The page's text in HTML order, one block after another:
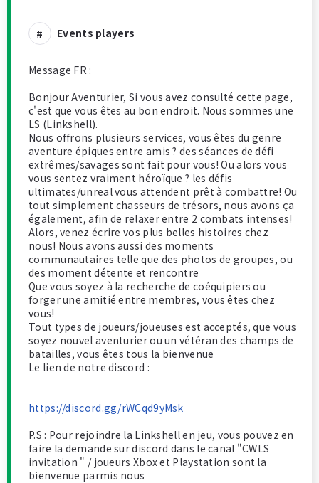
Events players
Message FR :
Bonjour Aventurier, Si vous avez consulté cette page,
c'est que vous êtes au bon endroit. Nous sommes une
LS (Linkshell).
Nous offrons plusieurs services, vous êtes du genre
aventure épiques entre amis ? des séances de défi
extrêmes/savages sont fait pour vous! Ou alors vous
vous sentez vraiment héroïque ? les défis
ultimates/unreal vous attendent prêt à combattre! Ou
tout simplement chasseurs de trésors, nous avons ça
également, afin de relaxer entre 2 combats intenses!
Alors, venez écrire vos plus belles histoires chez
nous! Nous avons aussi des moments
communautaires telle que des photos de groupes, ou
des moment détente et rencontre
Que vous soyez à la recherche de coéquipiers ou
forger une amitié entre membres, vous êtes chez
vous!
Tout types de joueurs/joueuses est acceptés, que vous
soyez nouvel aventurier ou un vétéran des champs de
batailles, vous êtes tous la bienvenue
Le lien de notre discord :
https://discord.gg/rWCqd9yMsk
P.S : Pour rejoindre la Linkshell en jeu, vous pouvez en
faire la demande sur discord dans le canal "CWLS
invitation " / joueurs Xbox et Playstation sont la
bienvenue parmis nous